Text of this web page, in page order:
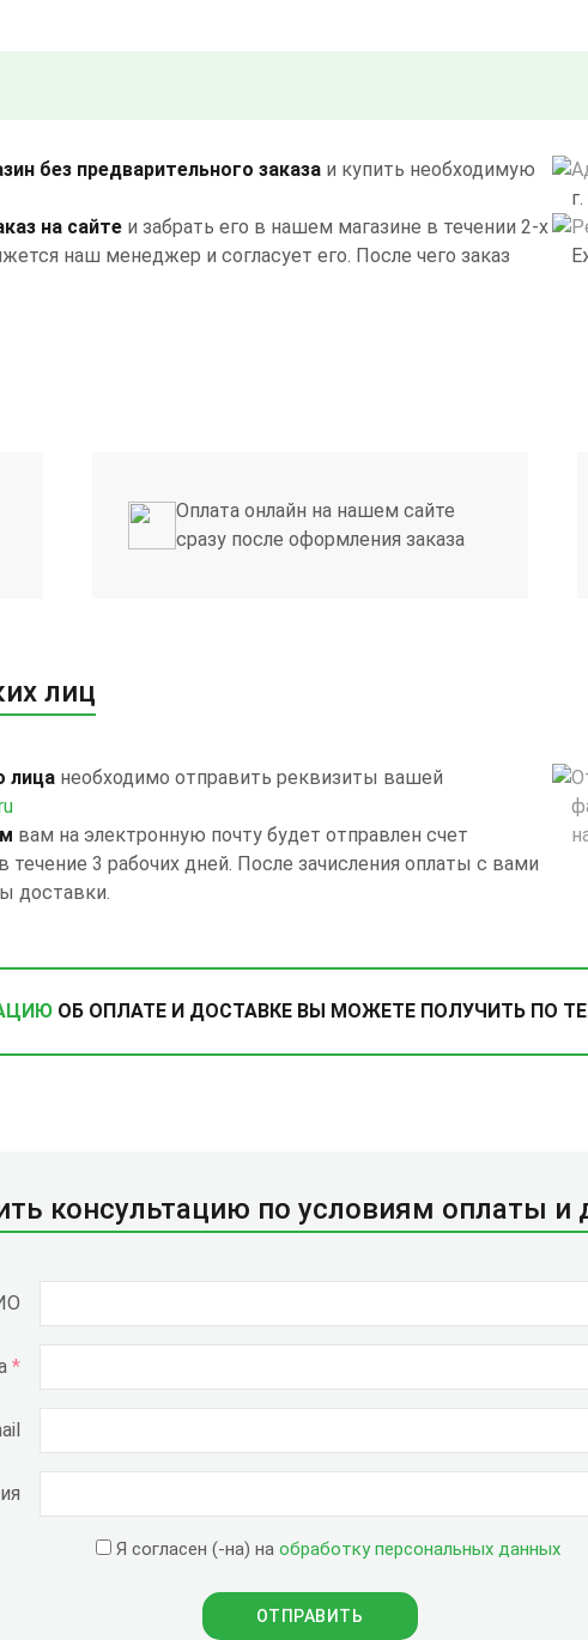
без предварительного заказа и купить необходимую
на сайте и забрать его в нашем магазине в течении 2-х
наш менеджер и согласует его. После чего заказ
Оплата онлайн на нашем сайте
сразу после оформления заказа
лиц
лица необходимо отправить реквизиты вашей
вам на электронную почту будет отправлен счет
течение 3 рабочих дней. После зачисления оплаты с вами
доставки.
ОБ ОПЛАТЕ И ДОСТАВКЕ ВЫ МОЖЕТЕ ПОЛУЧИТЬ ПО
консультацию по условиям оплаты и
*
Я согласен (-на) наобработку персональных данных